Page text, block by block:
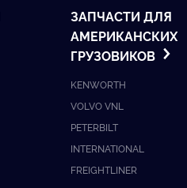
ЗАПЧАСТИ ДЛЯ
АМЕРИКАНСКИХ
ГРУЗОВИКОВ
KENWORTH
VOLVO VNL
PETERBILT
INTERNATIONAL
FREIGHTLINER